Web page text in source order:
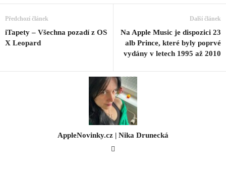
Předchozí článek
iTapety – Všechna pozadí z OS
X Leopard
Další článek
Na Apple Music je dispozici 23
alb Prince, které byly poprvé
vydány v letech 1995 až 2010
AppleNovinky.cz | Nika Drunecká